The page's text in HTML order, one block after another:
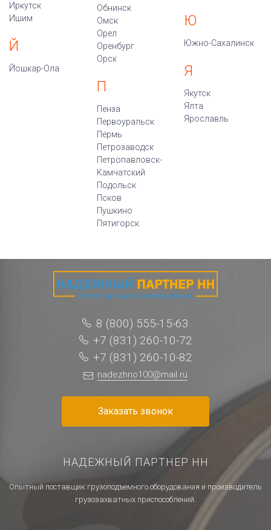
Иркутск
Ишим
Й
Йошкар-Ола
Обнинск
Омск
Орел
Оренбург
Орск
П
Пенза
Первоуральск
Пермь
Петрозаводск
Петропавловск-
Камчатский
Подольск
Псков
Пушкино
Пятигорск
Ю
Южно-Сахалинск
Я
Якутск
Ялта
Ярославль
8 (800) 555-15-63
+7 (831) 260-10-72
+7 (831) 260-10-82
nadezhno100@mail.ru
Заказать звонок
НАДЕЖНЫЙ ПАРТНЕР НН
Опытный поставщик грузоподъемного оборудования и производитель
грузозахватных приспособлений.